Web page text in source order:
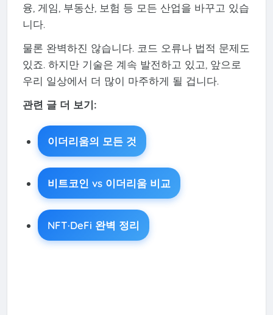
융, 게임, 부동산, 보험 등 모든 산업을 바꾸고 있습
니다.
물론 완벽하진 않습니다. 코드 오류나 법적 문제도
있죠. 하지만 기술은 계속 발전하고 있고, 앞으로
우리 일상에서 더 많이 마주하게 될 겁니다.
관련 글 더 보기:
이더리움의 모든 것
비트코인 vs 이더리움 비교
NFT·DeFi 완벽 정리